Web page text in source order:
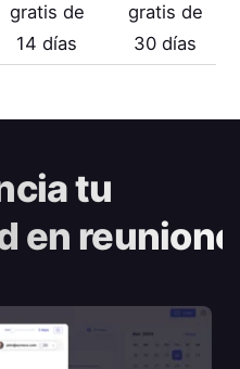
gratis de
14 días
gratis de
30 días
tu
en